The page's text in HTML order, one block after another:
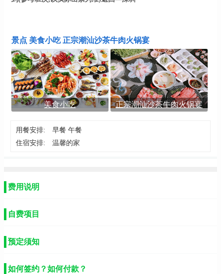
景点 美食小吃 正宗潮汕沙茶牛肉火锅宴
美食小吃 正宗潮汕沙茶牛肉火锅宴
用餐安排:
早餐 午餐
住宿安排:
温馨的家
费用说明
自费项目
预定须知
如何签约？如何付款？